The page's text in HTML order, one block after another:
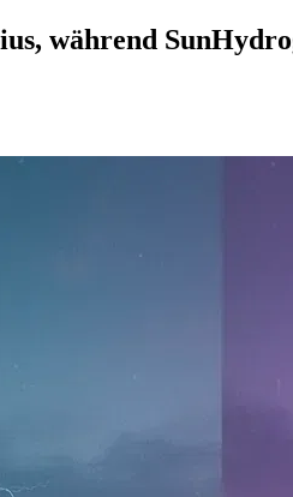
während